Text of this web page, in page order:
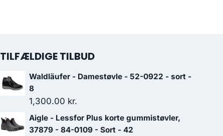
TILFÆLDIGE TILBUD
Waldläufer - Damestøvle - 52-0922 - sort -
8
1,300.00 kr.
Aigle - Lessfor Plus korte gummistøvler,
37879 - 84-0109 - Sort - 42